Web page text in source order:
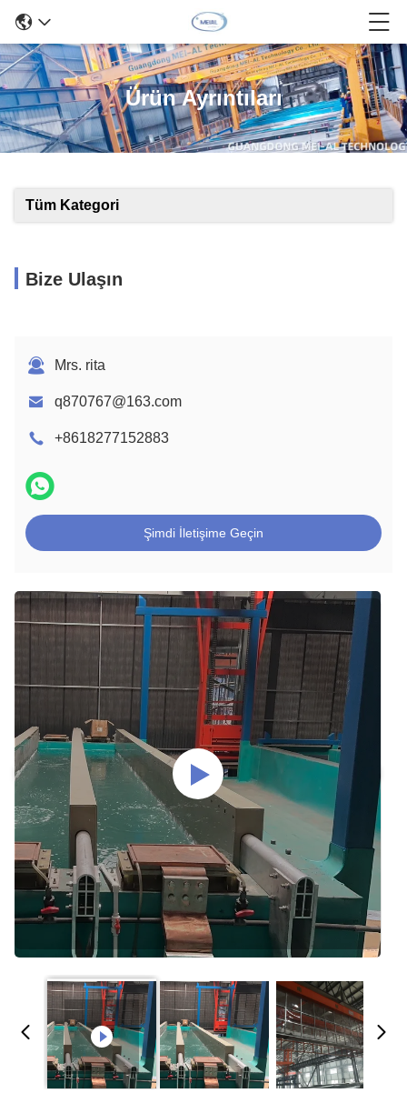
Ürün Ayrıntıları
Tüm Kategori
Bize Ulaşın
Mrs. rita
q870767@163.com
+8618277152883
Şimdi İletişime Geçin